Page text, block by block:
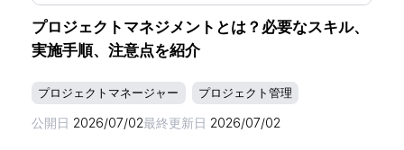
プロジェクトマネジメントとは？必要なスキル、
実施手順、注意点を紹介
プロジェクトマネージャー プロジェクト管理
公開日 2026/07/02最終更新日 2026/07/02